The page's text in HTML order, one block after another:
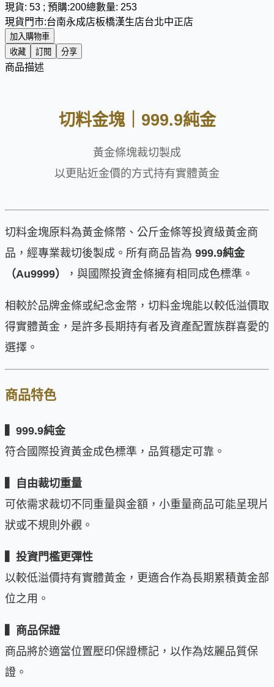
現貨: 53 ; 預購:200總數量: 253
現貨門市:台南永成店板橋漢生店台北中正店
加入購物車
收藏
訂閱 分享
商品描述
切料金塊｜999.9純金
黃金條塊裁切製成
以更貼近金價的方式持有實體黃金
切料金塊原料為黃金條幣、公斤金條等投資級黃金商
品，經專業裁切後製成。所有商品皆為 999.9純金
（Au9999）
，與國際投資金條擁有相同成色標準。
相較於品牌金條或紀念金幣，切料金塊能以較低溢價取
得實體黃金，是許多長期持有者及資產配置族群喜愛的
選擇。
商品特色
▍999.9純金
符合國際投資黃金成色標準，品質穩定可靠。
▍自由裁切重量
可依需求裁切不同重量與金額，小重量商品可能呈現片
狀或不規則外觀。
▍投資門檻更彈性
以較低溢價持有實體黃金，更適合作為長期累積黃金部
位之用。
▍商品保證
商品將於適當位置壓印保證標記，以作為炫麗品質保
證。